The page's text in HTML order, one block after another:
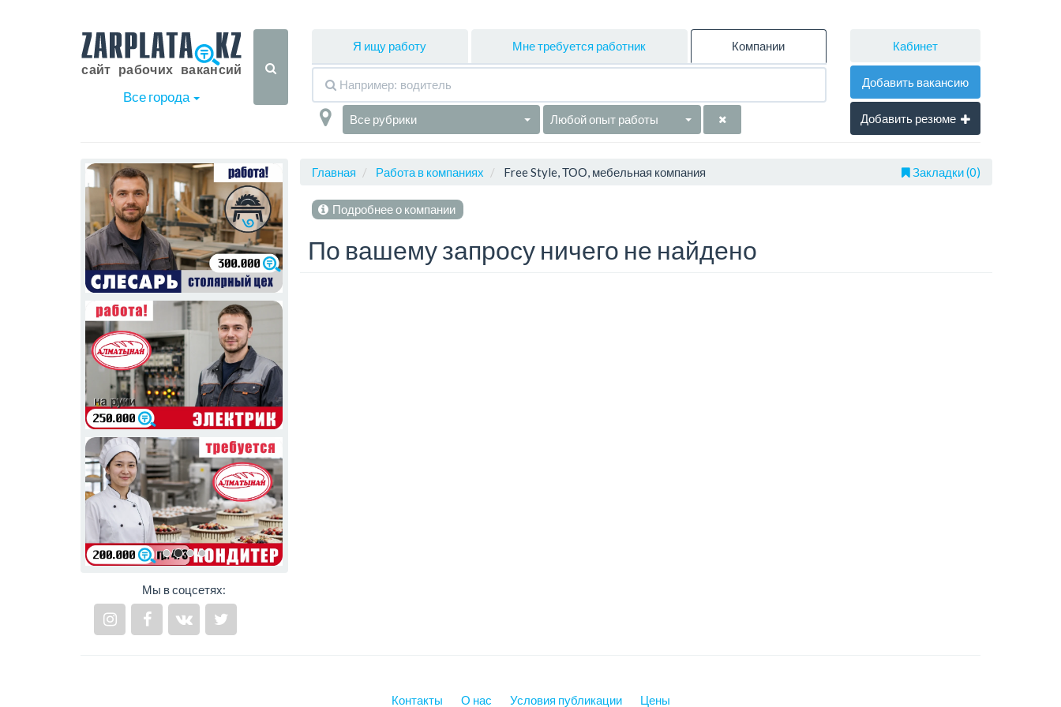
Все города
Я ищу работу Мне требуется работник Компании
Все рубрики Любой опыт работы
Кабинет
Добавить вакансию
Добавить резюме
Мы в соцсетях:
Главная Работа в компаниях Free Style, ТОО, мебельная компания Закладки (0)
Подробнее о компании
По вашему запросу ничего не найдено
Контакты О нас Условия публикации Цены